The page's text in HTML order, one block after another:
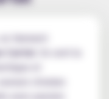
tiennent
Cartel
. Ils sont la
choisies